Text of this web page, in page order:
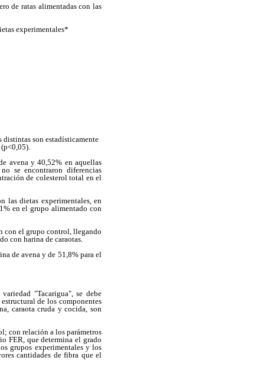
de ratas alimentadas con las
experimentales*
distintas son estadísticamente
avena y 40,52% en aquellas
se encontraron diferencias
de colesterol total en el
las dietas experimentales, en
en el grupo alimentado con
con el grupo control, llegando
con harina de caraotas.
de avena y de 51,8% para el
"Tacarigua", se debe
de los componentes
caraota cruda y cocida, son
con relación a los parámetros
FER, que determina el grado
grupos experimentales y los
cantidades de fibra que el